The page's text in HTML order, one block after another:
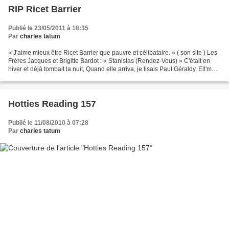
RIP Ricet Barrier
Publié le 23/05/2011 à 18:35
Par charles tatum
« J'aime mieux être Ricet Barrier que pauvre et célibataire. » ( son site ) Les
Frères Jacques et Brigitte Bardot : « Stanislas (Rendez-Vous) » C'était en
hiver et déjà tombait la nuit, Quand elle arriva, je lisais Paul Géraldy. Ell'me
Hotties Reading 157
Publié le 11/08/2010 à 07:28
Par charles tatum